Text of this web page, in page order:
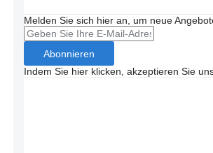
Melden Sie sich hier an, um neue
Abonnieren
Indem Sie hier klicken, akzeptieren Sie